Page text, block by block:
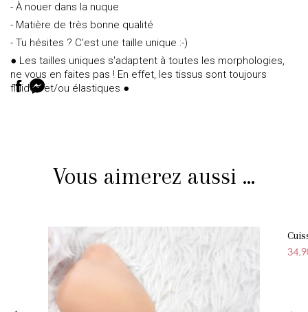
- À nouer dans la nuque
- Matière de très bonne qualité
- Tu hésites ? C'est une taille unique :-)
● Les tailles uniques s'adaptent à toutes les morphologies,
ne vous en faites pas ! En effet, les tissus sont toujours
fluides et/ou élastiques ●
Vous aimerez aussi ...